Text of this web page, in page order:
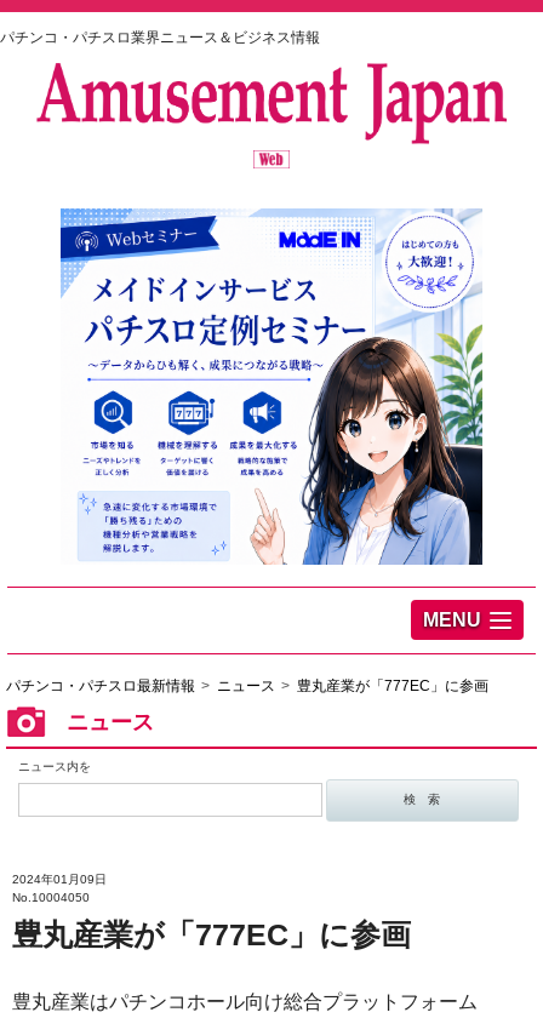
パチンコ・パチスロ業界ニュース＆ビジネス情報
MENU
パチンコ・パチスロ最新情報 ニュース 豊丸産業が「777EC」に参画
ニュース
ニュース内を
2024年01月09日
No.10004050
豊丸産業が「777EC」に参画
豊丸産業はパチンコホール向け総合プラットフォーム